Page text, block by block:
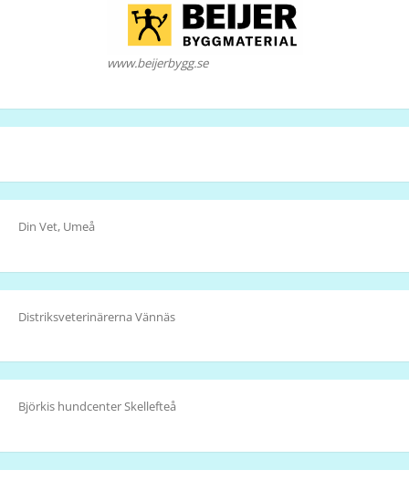
www.beijerbygg.se
Din Vet, Umeå
Distriksveterinärerna Vännäs
Björkis hundcenter Skellefteå